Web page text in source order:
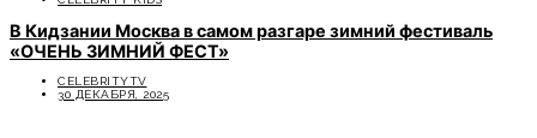
В Кидзании Москва в самом разгаре зимний фестиваль
«ОЧЕНЬ ЗИМНИЙ ФЕСТ»
CELEBRITYTV
30 ДЕКАБРЯ, 2025